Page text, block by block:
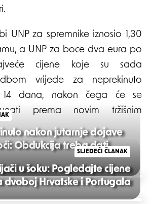
UNP za spremnike iznosio 1,30
a UNP za boce dva eura po
cijene koje su sada
vrijede za neprekinuto
dana, nakon čega će se
prema novim tržišnim
nakon jutarnje dojave
Obdukcija treba dati
SLJEDEĆI ČLANAK
u šoku: Pogledajte cijene
dvoboj Hrvatske i Portugala